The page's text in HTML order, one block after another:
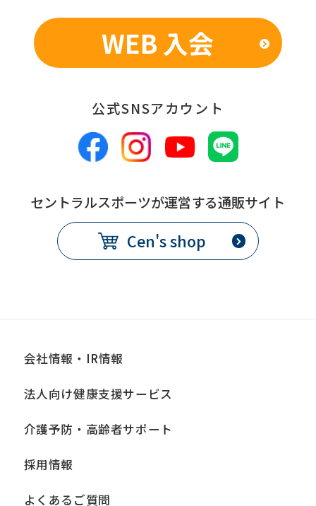
WEB 入会
公式SNSアカウント
セントラルスポーツが運営する通販サイト
Cen's shop
会社情報・IR情報
法人向け健康支援サービス
介護予防・高齢者サポート
採用情報
よくあるご質問